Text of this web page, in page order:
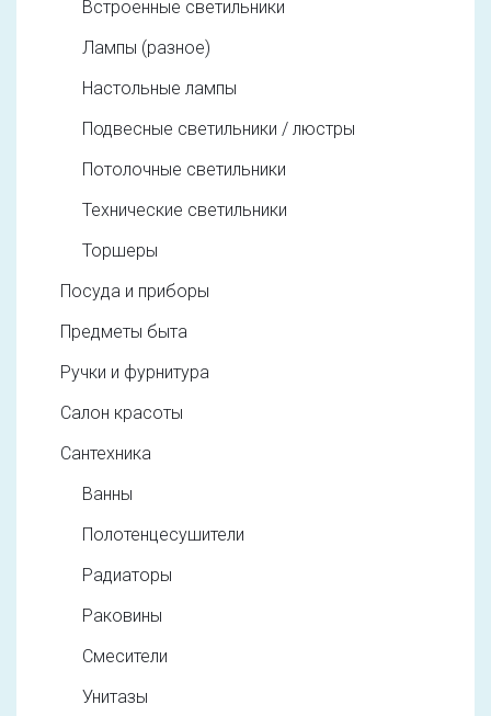
Встроенные светильники
Лампы (разное)
Настольные лампы
Подвесные светильники / люстры
Потолочные светильники
Технические светильники
Торшеры
Посуда и приборы
Предметы быта
Ручки и фурнитура
Салон красоты
Сантехника
Ванны
Полотенцесушители
Радиаторы
Раковины
Смесители
Унитазы